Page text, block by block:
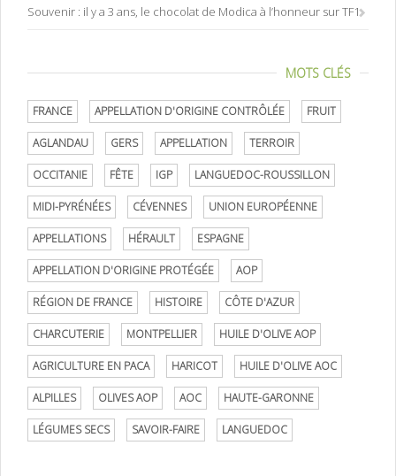
Souvenir : il y a 3 ans, le chocolat de Modica à l’honneur sur TF1
MOTS CLÉS
FRANCE APPELLATION D'ORIGINE CONTRÔLÉE FRUIT
AGLANDAU GERS APPELLATION TERROIR
OCCITANIE FÊTE IGP LANGUEDOC-ROUSSILLON
MIDI-PYRÉNÉES CÉVENNES UNION EUROPÉENNE
APPELLATIONS HÉRAULT ESPAGNE
APPELLATION D'ORIGINE PROTÉGÉE AOP
RÉGION DE FRANCE HISTOIRE CÔTE D'AZUR
CHARCUTERIE MONTPELLIER HUILE D'OLIVE AOP
AGRICULTURE EN PACA HARICOT HUILE D'OLIVE AOC
ALPILLES OLIVES AOP AOC HAUTE-GARONNE
LÉGUMES SECS SAVOIR-FAIRE LANGUEDOC